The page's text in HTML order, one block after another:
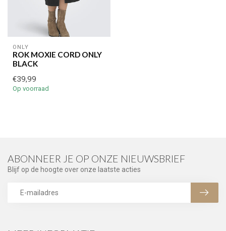
ONLY
ROK MOXIE CORD ONLY
BLACK
€39,99
Op voorraad
ABONNEER JE OP ONZE NIEUWSBRIEF
Blijf op de hoogte over onze laatste acties